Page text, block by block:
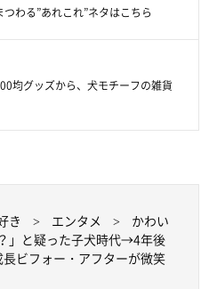
いる飼い主さん。これまで過ごし
それは、動物病院でのまるくんの
わる”あれこれ”ネタはこちら
均グッズから、犬モチーフの雑貨
き エンタメ
かわい
」と疑った子犬時代→4年後
ビフォー・アフターが微笑